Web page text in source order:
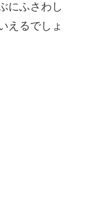
にふさわし
えるでしょ